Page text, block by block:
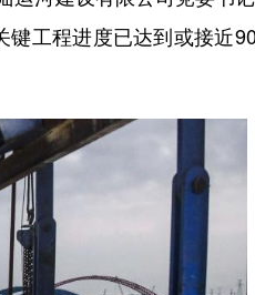
键工程进度已达到或接近